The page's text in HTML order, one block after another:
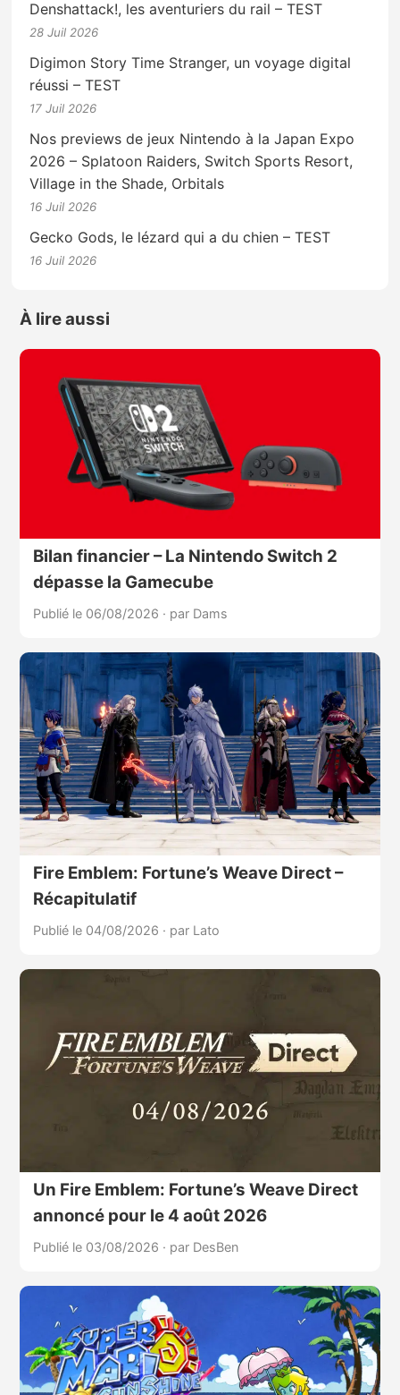
Denshattack!, les aventuriers du rail – TEST
28 Juil 2026
Digimon Story Time Stranger, un voyage digital
réussi – TEST
17 Juil 2026
Nos previews de jeux Nintendo à la Japan Expo
2026 – Splatoon Raiders, Switch Sports Resort,
Village in the Shade, Orbitals
16 Juil 2026
Gecko Gods, le lézard qui a du chien – TEST
16 Juil 2026
À lire aussi
Bilan financier – La Nintendo Switch 2
dépasse la Gamecube
Publié le 06/08/2026 · par Dams
Fire Emblem: Fortune’s Weave Direct –
Récapitulatif
Publié le 04/08/2026 · par Lato
Un Fire Emblem: Fortune’s Weave Direct
annoncé pour le 4 août 2026
Publié le 03/08/2026 · par DesBen